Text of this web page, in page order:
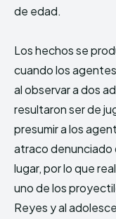
de edad.
Los hechos se
cuando los
al observar a dos
resultaron ser de
presumir a los
atraco denunciado
lugar, por lo que
uno de los
Reyes y al